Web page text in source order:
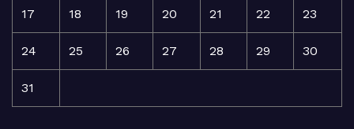
17 18 19 20 21 22 23
24 25 26 27 28 29 30
31